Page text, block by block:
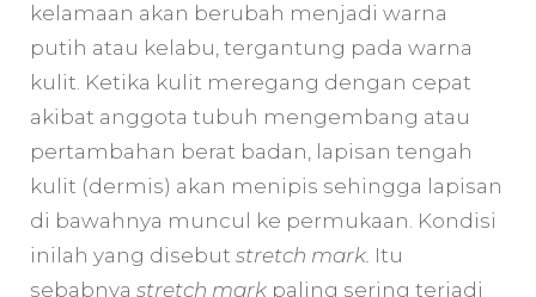
kelamaan akan berubah menjadi warna
putih atau kelabu, tergantung pada warna
kulit. Ketika kulit meregang dengan cepat
akibat anggota tubuh mengembang atau
pertambahan berat badan, lapisan tengah
kulit (dermis) akan menipis sehingga lapisan
di bawahnya muncul ke permukaan. Kondisi
inilah yang disebut stretch mark. Itu
sebabnya stretch mark paling sering terjadi